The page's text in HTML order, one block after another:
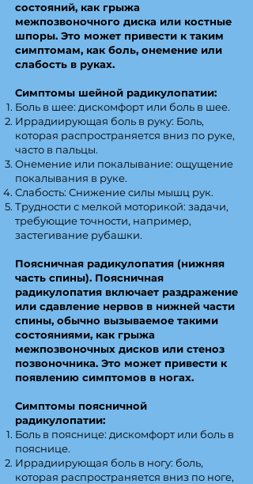
состояний, как грыжа
межпозвоночного диска или костные
шпоры. Это может привести к таким
симптомам, как боль, онемение или
слабость в руках.
Симптомы шейной радикулопатии:
Боль в шее: дискомфорт или боль в шее.
Иррадиирующая боль в руку: Боль,
которая распространяется вниз по руке,
часто в пальцы.
Онемение или покалывание: ощущение
покалывания в руке.
Слабость: Снижение силы мышц рук.
Трудности с мелкой моторикой: задачи,
требующие точности, например,
застегивание рубашки.
Поясничная радикулопатия (нижняя
часть спины). Поясничная
радикулопатия включает раздражение
или сдавление нервов в нижней части
спины, обычно вызываемое такими
состояниями, как грыжа
межпозвоночных дисков или стеноз
позвоночника. Это может привести к
появлению симптомов в ногах.
Симптомы поясничной
радикулопатии:
Боль в пояснице: дискомфорт или боль в
пояснице.
Иррадиирующая боль в ногу: боль,
которая распространяется вниз по ноге,